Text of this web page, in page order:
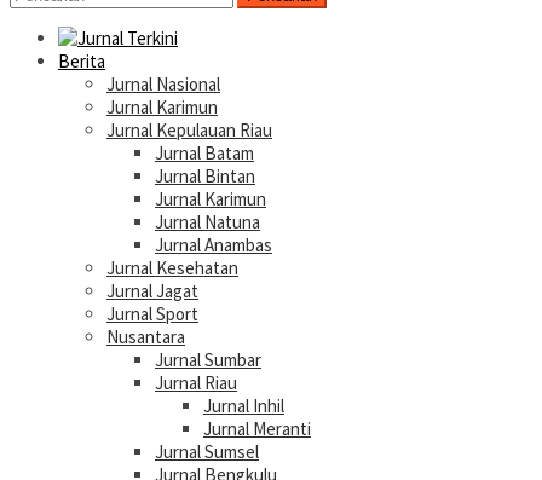
Berita
Jurnal Nasional
Jurnal Karimun
Jurnal Kepulauan Riau
Jurnal Batam
Jurnal Bintan
Jurnal Karimun
Jurnal Natuna
Jurnal Anambas
Jurnal Kesehatan
Jurnal Jagat
Jurnal Sport
Nusantara
Jurnal Sumbar
Jurnal Riau
Jurnal Inhil
Jurnal Meranti
Jurnal Sumsel
Jurnal Bengkulu